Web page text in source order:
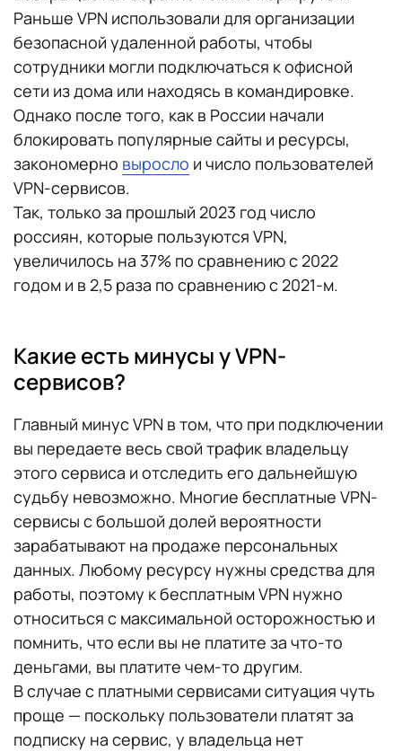
Раньше VPN использовали для организации
безопасной удаленной работы, чтобы
сотрудники могли подключаться к офисной
сети из дома или находясь в командировке.
Однако после того, как в России начали
блокировать популярные сайты и ресурсы,
закономерно выросло и число пользователей
VPN-сервисов.
Так, только за прошлый 2023 год число
россиян, которые пользуются VPN,
увеличилось на 37% по сравнению с 2022
годом и в 2,5 раза по сравнению с 2021-м.
Какие есть минусы у VPN-
сервисов?
Главный минус VPN в том, что при подключении
вы передаете весь свой трафик владельцу
этого сервиса и отследить его дальнейшую
судьбу невозможно. Многие бесплатные VPN-
сервисы с большой долей вероятности
зарабатывают на продаже персональных
данных. Любому ресурсу нужны средства для
работы, поэтому к бесплатным VPN нужно
относиться с максимальной осторожностью и
помнить, что если вы не платите за что-то
деньгами, вы платите чем-то другим.
В случае с платными сервисами ситуация чуть
проще — поскольку пользователи платят за
подписку на сервис, у владельца нет